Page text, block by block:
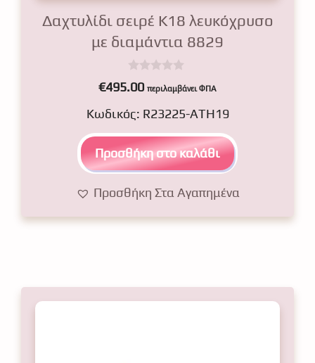
Δαχτυλίδι σειρέ Κ18 λευκόχρυσο
με διαμάντια 8829
0
o
t
o
f
5
€495.00 περιλαμβάνει ΦΠΑ
Κωδικός: R23225-ATH19
Προσθήκη στο καλάθι
Προσθήκη Στα Αγαπημένα